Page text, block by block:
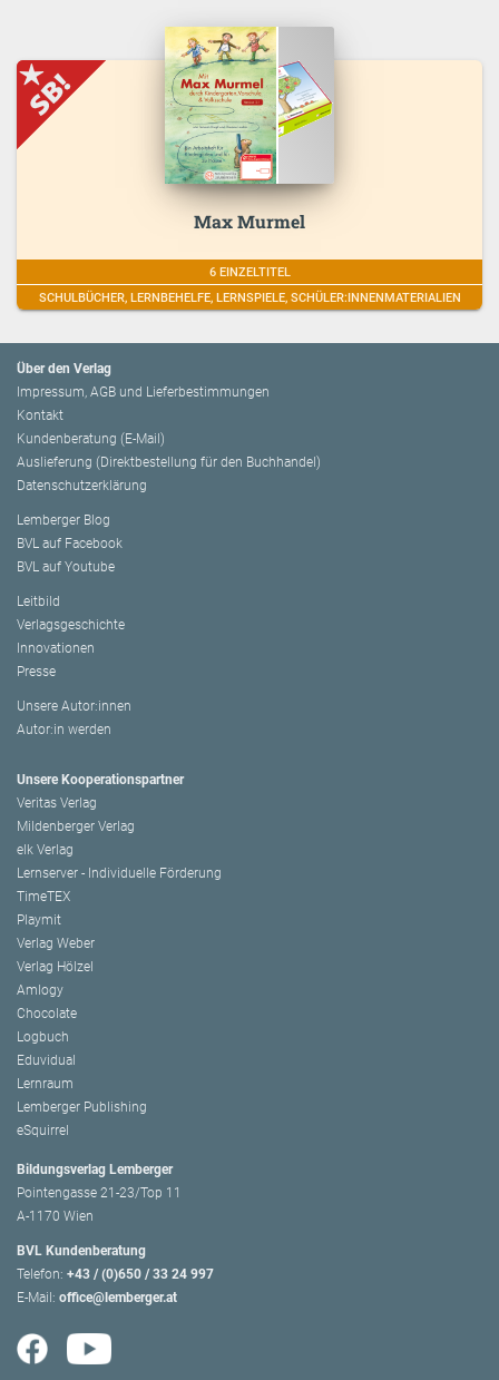
Max Murmel
6 EINZELTITEL
SCHULBÜCHER, LERNBEHELFE, LERNSPIELE, SCHÜLER:INNENMATERIALIEN
Über den Verlag
Impressum, AGB und Lieferbestimmungen
Kontakt
Kundenberatung (E-Mail)
Auslieferung (Direktbestellung für den Buchhandel)
Datenschutzerklärung
Lemberger Blog
BVL auf Facebook
BVL auf Youtube
Leitbild
Verlagsgeschichte
Innovationen
Presse
Unsere Autor:innen
Autor:in werden
Unsere Kooperationspartner
Veritas Verlag
Mildenberger Verlag
elk Verlag
Lernserver - Individuelle Förderung
TimeTEX
Playmit
Verlag Weber
Verlag Hölzel
Amlogy
Chocolate
Logbuch
Eduvidual
Lernraum
Lemberger Publishing
eSquirrel
Bildungsverlag Lemberger
Pointengasse 21-23/Top 11
A-1170 Wien
BVL Kundenberatung
Telefon: +43 / (0)650 / 33 24 997
E-Mail: office@lemberger.at